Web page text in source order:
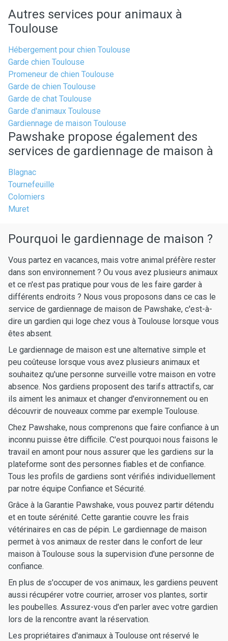
Autres services pour animaux à
Toulouse
Hébergement pour chien Toulouse
Garde chien Toulouse
Promeneur de chien Toulouse
Garde de chien Toulouse
Garde de chat Toulouse
Garde d'animaux Toulouse
Gardiennage de maison Toulouse
Pawshake propose également des
services de gardiennage de maison à
Blagnac
Tournefeuille
Colomiers
Muret
Pourquoi le gardiennage de maison ?
Vous partez en vacances, mais votre animal préfère rester
dans son environnement ? Ou vous avez plusieurs animaux
et ce n'est pas pratique pour vous de les faire garder à
différents endroits ? Nous vous proposons dans ce cas le
service de gardiennage de maison de Pawshake, c'est-à-
dire un gardien qui loge chez vous à Toulouse lorsque vous
êtes absent.
Le gardiennage de maison est une alternative simple et
peu coûteuse lorsque vous avez plusieurs animaux et
souhaitez qu'une personne surveille votre maison en votre
absence. Nos gardiens proposent des tarifs attractifs, car
ils aiment les animaux et changer d'environnement ou en
découvrir de nouveaux comme par exemple Toulouse.
Chez Pawshake, nous comprenons que faire confiance à un
inconnu puisse être difficile. C'est pourquoi nous faisons le
travail en amont pour nous assurer que les gardiens sur la
plateforme sont des personnes fiables et de confiance.
Tous les profils de gardiens sont vérifiés individuellement
par notre équipe Confiance et Sécurité.
Grâce à la Garantie Pawshake, vous pouvez partir détendu
et en toute sérénité. Cette garantie couvre les frais
vétérinaires en cas de pépin. Le gardiennage de maison
permet à vos animaux de rester dans le confort de leur
maison à Toulouse sous la supervision d'une personne de
confiance.
En plus de s'occuper de vos animaux, les gardiens peuvent
aussi récupérer votre courrier, arroser vos plantes, sortir
les poubelles. Assurez-vous d'en parler avec votre gardien
lors de la rencontre avant la réservation.
Les propriétaires d'animaux à Toulouse ont réservé le